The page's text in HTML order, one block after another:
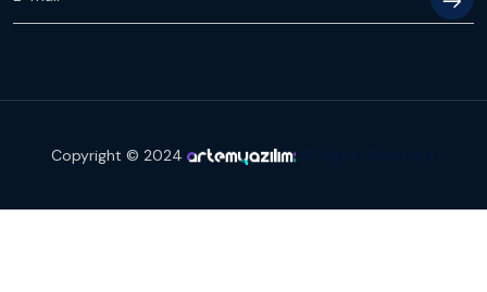
Copyright © 2024 All Rights Reserved.